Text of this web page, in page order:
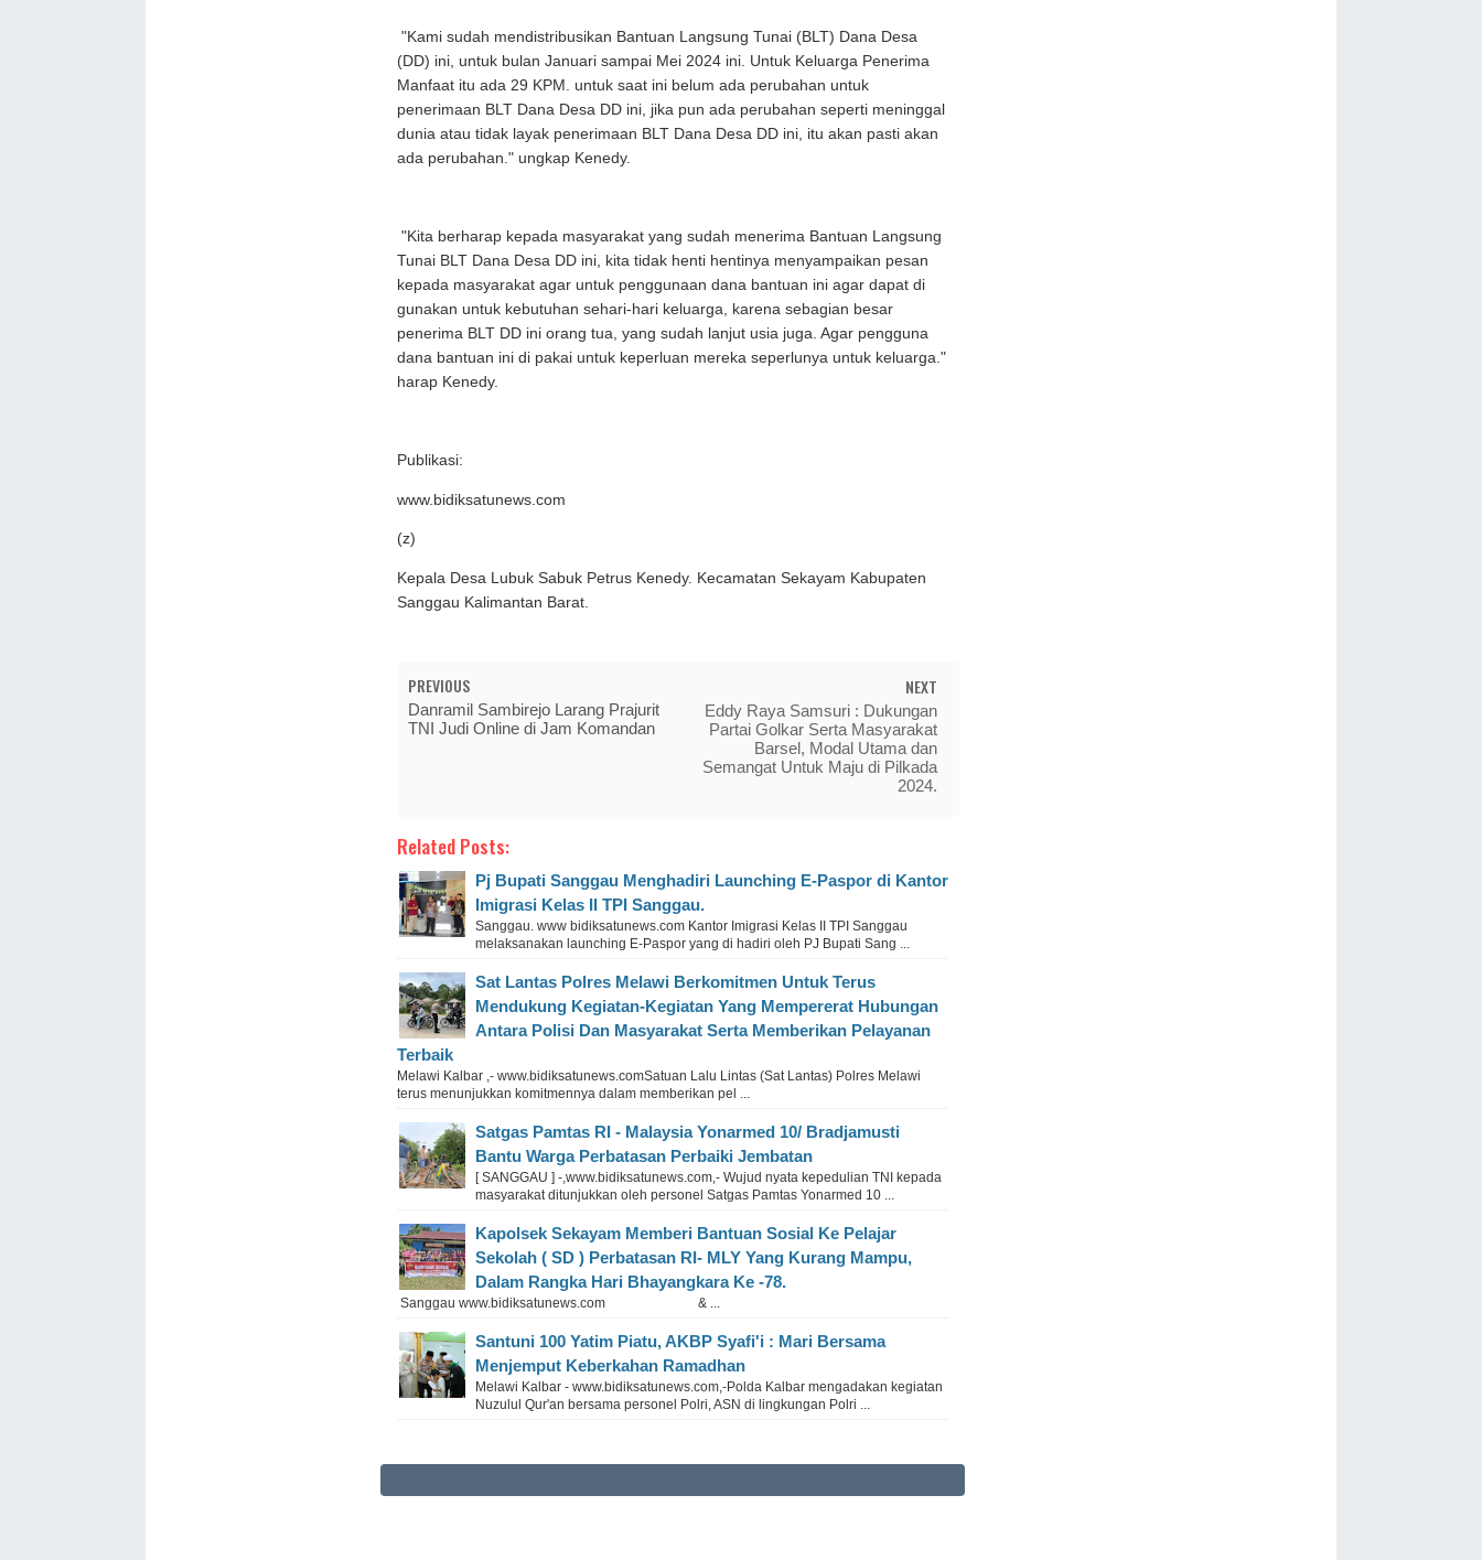
"Kami sudah mendistribusikan Bantuan Langsung Tunai (BLT) Dana Desa
(DD) ini, untuk bulan Januari sampai Mei 2024 ini. Untuk Keluarga Penerima
Manfaat itu ada 29 KPM. untuk saat ini belum ada perubahan untuk
penerimaan BLT Dana Desa DD ini, jika pun ada perubahan seperti meninggal
dunia atau tidak layak penerimaan BLT Dana Desa DD ini, itu akan pasti akan
ada perubahan." ungkap Kenedy.
"Kita berharap kepada masyarakat yang sudah menerima Bantuan Langsung
Tunai BLT Dana Desa DD ini, kita tidak henti hentinya menyampaikan pesan
kepada masyarakat agar untuk penggunaan dana bantuan ini agar dapat di
gunakan untuk kebutuhan sehari-hari keluarga, karena sebagian besar
penerima BLT DD ini orang tua, yang sudah lanjut usia juga. Agar pengguna
dana bantuan ini di pakai untuk keperluan mereka seperlunya untuk keluarga."
harap Kenedy.
Publikasi:
www.bidiksatunews.com
(z)
Kepala Desa Lubuk Sabuk Petrus Kenedy. Kecamatan Sekayam Kabupaten
Sanggau Kalimantan Barat.
PREVIOUS
Danramil Sambirejo Larang Prajurit
TNI Judi Online di Jam Komandan
NEXT
Eddy Raya Samsuri : Dukungan
Partai Golkar Serta Masyarakat
Barsel, Modal Utama dan
Semangat Untuk Maju di Pilkada
2024.
Related Posts:
Pj Bupati Sanggau Menghadiri Launching E-Paspor di Kantor
Imigrasi Kelas II TPI Sanggau.
Sanggau. www bidiksatunews.com Kantor Imigrasi Kelas II TPI Sanggau
melaksanakan launching E-Paspor yang di hadiri oleh PJ Bupati Sang ...
Sat Lantas Polres Melawi Berkomitmen Untuk Terus
Mendukung Kegiatan-Kegiatan Yang Mempererat Hubungan
Antara Polisi Dan Masyarakat Serta Memberikan Pelayanan
Terbaik
Melawi Kalbar ,- www.bidiksatunews.comSatuan Lalu Lintas (Sat Lantas) Polres Melawi
terus menunjukkan komitmennya dalam memberikan pel ...
Satgas Pamtas RI - Malaysia Yonarmed 10/ Bradjamusti
Bantu Warga Perbatasan Perbaiki Jembatan
[ SANGGAU ] -,www.bidiksatunews.com,- Wujud nyata kepedulian TNI kepada
masyarakat ditunjukkan oleh personel Satgas Pamtas Yonarmed 10 ...
Kapolsek Sekayam Memberi Bantuan Sosial Ke Pelajar
Sekolah ( SD ) Perbatasan RI- MLY Yang Kurang Mampu,
Dalam Rangka Hari Bhayangkara Ke -78.
Sanggau www.bidiksatunews.com & ...
Santuni 100 Yatim Piatu, AKBP Syafi'i : Mari Bersama
Menjemput Keberkahan Ramadhan
Melawi Kalbar - www.bidiksatunews.com,-Polda Kalbar mengadakan kegiatan
Nuzulul Qur'an bersama personel Polri, ASN di lingkungan Polri ...